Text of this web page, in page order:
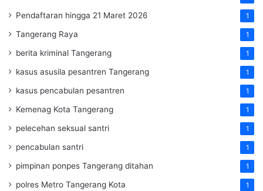
Pendaftaran hingga 21 Maret 2026 1
Tangerang Raya 1
berita kriminal Tangerang 1
kasus asusila pesantren Tangerang 1
kasus pencabulan pesantren 1
Kemenag Kota Tangerang 1
pelecehan seksual santri 1
pencabulan santri 1
pimpinan ponpes Tangerang ditahan 1
polres Metro Tangerang Kota 1